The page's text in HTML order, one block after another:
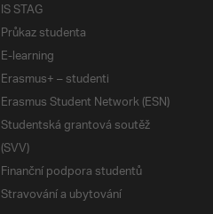
IS STAG
Průkaz studenta
E-learning
Erasmus+ – studenti
Erasmus Student Network (ESN)
Studentská grantová soutěž
(SVV)
Finanční podpora studentů
Stravování a ubytování